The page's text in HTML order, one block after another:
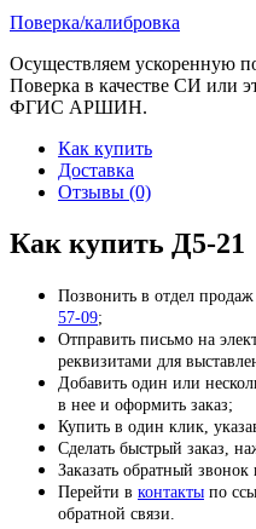
Поверка/калибровка
Осуществляем ускоренную
Поверка в качестве СИ или
ФГИС АРШИН.
Как купить
Доставка
Отзывы (0)
Как купить Д5-21
Позвонить в отдел
57-09;
Отправить письмо на
реквизитами для
Добавить один или
в нее и оформить заказ;
Купить в один клик,
Сделать быстрый заказ,
Заказать обратный звонок
Перейти в контакты по
обратной связи.